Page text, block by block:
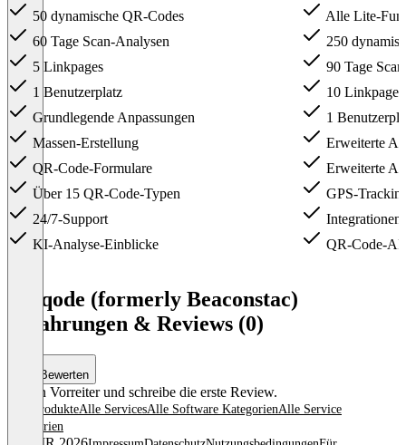
50 dynamische QR-Codes
60 Tage Scan-Analysen
5 Linkpages
1 Benutzerplatz
Grundlegende Anpassungen
Massen-Erstellung
QR-Code-Formulare
Über 15 QR-Code-Typen
24/7-Support
KI-Analyse-Einblicke
Alle Lite-
250
90 Tage
10 Linkpages
1
Erweiterte
Erweiterte
GPS-
Integrationen
QR-Code-
Uniqode (formerly Beaconstac)
Erfahrungen & Reviews (0)
Bewerten
Sei ein Vorreiter und schreibe die erste Review.
Alle ProdukteAlle ServicesAlle Software KategorienAlle Service
Kategorien